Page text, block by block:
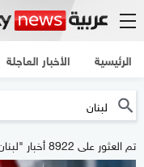
الرئيسية الأخبار العاجلة
تم العثور على 8922 أخبار "لبنان"